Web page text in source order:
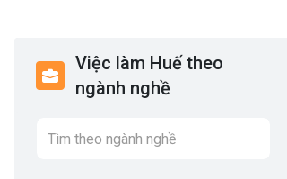
Việc làm Huế theo
ngành nghề